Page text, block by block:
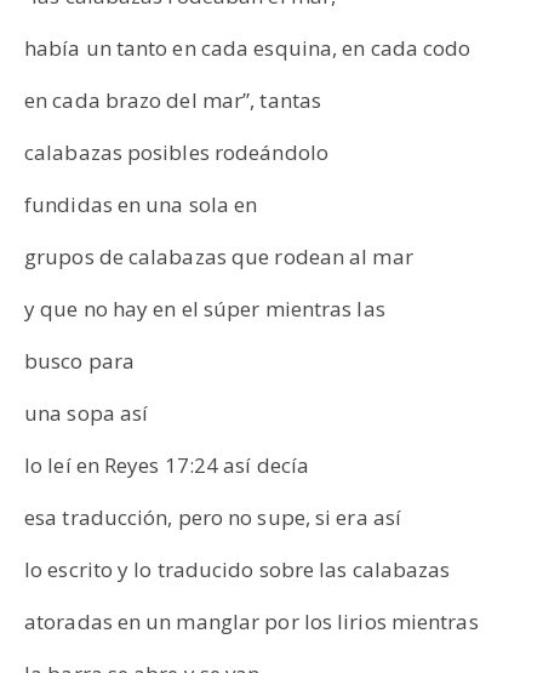
había un tanto en cada esquina, en cada codo
en cada brazo del mar”, tantas
calabazas posibles rodeándolo
fundidas en una sola en
grupos de calabazas que rodean al mar
y que no hay en el súper mientras las
busco para
una sopa así
lo leí en Reyes 17:24 así decía
esa traducción, pero no supe, si era así
lo escrito y lo traducido sobre las calabazas
atoradas en un manglar por los lirios mientras